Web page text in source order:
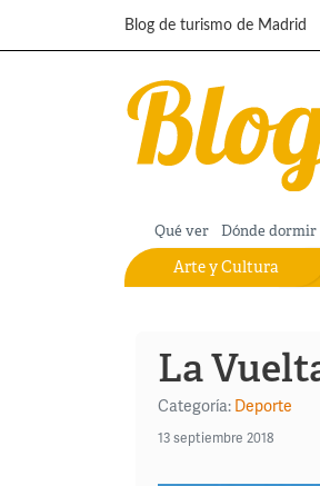
Pasar al contenido principal
Blog de turismo de Madrid
Qué ver Dónde dormir
Arte y Cultura
La
Categoría: Deporte
13 septiembre 2018